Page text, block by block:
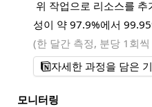
위 작업으로 리소스를
성이 약 97.9%에서
(한 달간 측정, 분당 1회
자세한 과정을 담은
모니터링